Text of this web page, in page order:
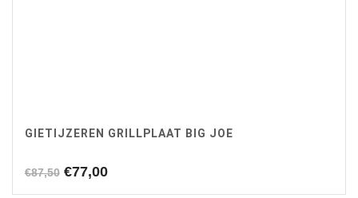
GIETIJZEREN GRILLPLAAT BIG JOE
€87,50 Oorspronkelijke
€77,00Huidige